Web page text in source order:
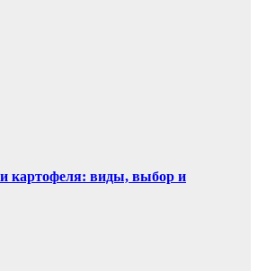
картофеля: виды, выбор и